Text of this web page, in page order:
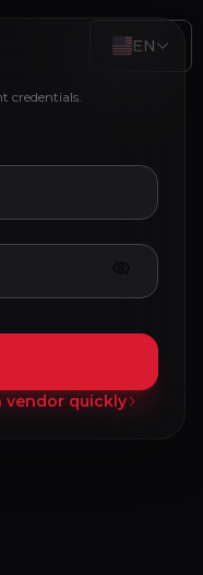
credentials.
vendor quickly
EN